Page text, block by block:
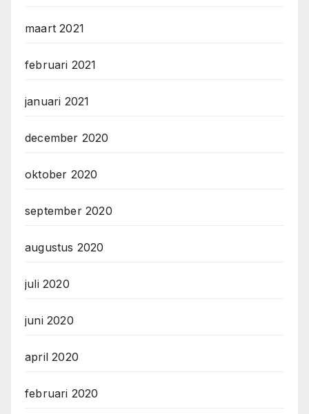
maart 2021
februari 2021
januari 2021
december 2020
oktober 2020
september 2020
augustus 2020
juli 2020
juni 2020
april 2020
februari 2020